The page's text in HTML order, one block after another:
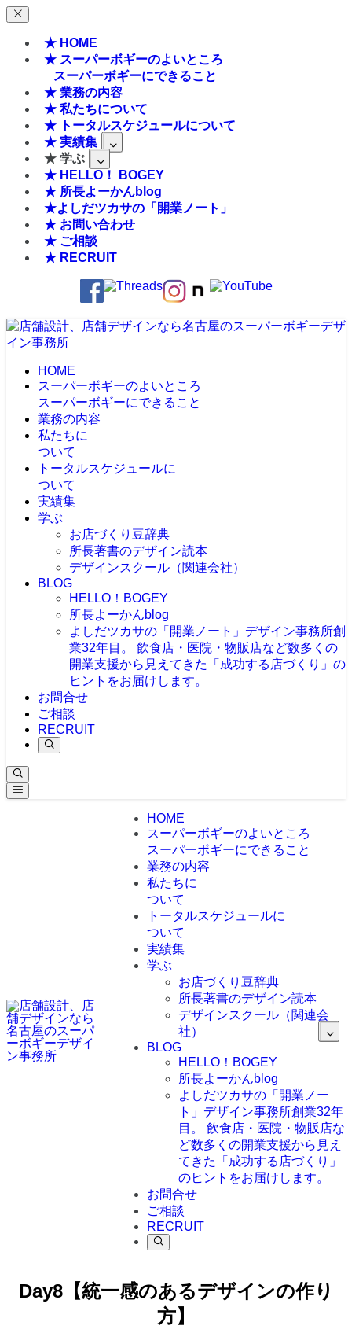
★ HOME
★ スーパーボギーのよいところ
スーパーボギーにできること
★ 業務の内容
★ 私たちについて
★ トータルスケジュールについて
★ 実績集
★ 学ぶ
★ HELLO！ BOGEY
★ 所長よーかんblog
★よしだツカサの「開業ノート」
★ お問い合わせ
★ ご相談
★ RECRUIT
HOME
スーパーボギーのよいところ
スーパーボギーにできること
業務の内容
私たちに
ついて
トータルスケジュールに
ついて
実績集
学ぶ
お店づくり豆辞典
所長著書のデザイン読本
デザインスクール（関連会社）
BLOG
HELLO！BOGEY
所長よーかんblog
よしだツカサの「開業ノート」 デザイン事務所創
業32年目。 飲食店・医院・物販店など数多くの
開業支援から見えてきた「成功する店づくり」の
ヒントをお届けします。
お問合せ
ご相談
RECRUIT
HOME
スーパーボギーのよいところ
スーパーボギーにできること
業務の内容
私たちに
ついて
トータルスケジュールに
ついて
実績集
学ぶ
お店づくり豆辞典
所長著書のデザイン読本
デザインスクール（関連会
社）
BLOG
HELLO！BOGEY
所長よーかんblog
よしだツカサの「開業ノー
ト」 デザイン事務所創業32年
目。 飲食店・医院・物販店な
ど数多くの開業支援から見え
てきた「成功する店づくり」
のヒントをお届けします。
お問合せ
ご相談
RECRUIT
Day8【統一感のあるデザインの作り
方】